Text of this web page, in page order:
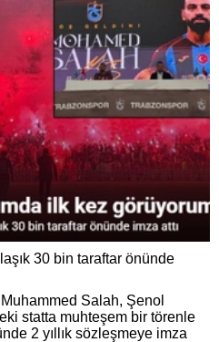
30 bin taraftar önünde
Salah, Şenol
statta muhteşem bir törenle
2 yıllık sözleşmeye imza